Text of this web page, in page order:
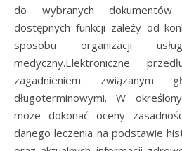
do wybranych dokumentów
dostępnych funkcji zależy od
sposobu organizacji
medyczny.Elektroniczne
zagadnieniem związanym
długoterminowymi. W
może dokonać oceny
danego leczenia na podstawie